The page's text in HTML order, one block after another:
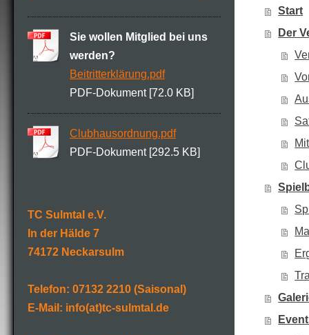
Sie wollen Mitglied bei uns
werden?
Beitritterklärung.pdf
PDF-Dokument [72.0 KB]
Clubhausordnung.pdf
PDF-Dokument [292.5 KB]
TC Sulmtal e.V.
In der Hälde 7
74172 Neckarsulm
Telefon: 07132 2210 (Saisonal)
E-Mail: info(at)tc-sulmtal.de
Start
Der